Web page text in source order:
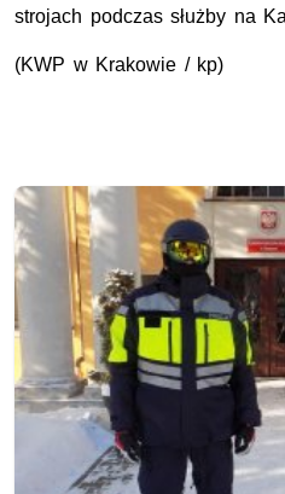
strojach podczas służby na
(KWP w Krakowie / kp)